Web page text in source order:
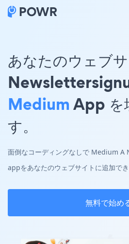
あなたのウェブ
MediumApp を
す。
面倒なコーディングなしで Medium
appをあなたのウェブサイトに追加でき
無料で始め